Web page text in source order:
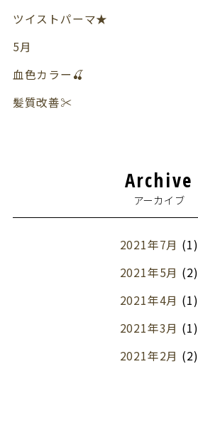
ツイストパーマ★
5月
血色カラー🍒
髪質改善✂︎
Archive
アーカイブ
2021年7月 (1)
2021年5月 (2)
2021年4月 (1)
2021年3月 (1)
2021年2月 (2)